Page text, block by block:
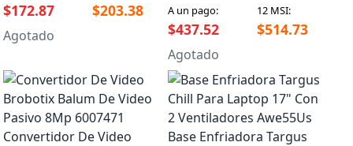
$172.87 $203.38
Agotado
A un pago: 12 MSI:
$437.52 $514.73
Agotado
Convertidor De Video
Base Enfriadora Targus